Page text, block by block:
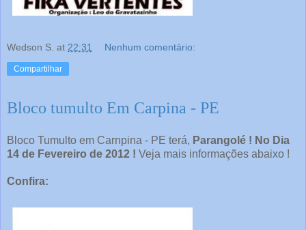
Wedson S. at 22:31 Nenhum comentário:
Compartilhar
Bloco tumulto Em Carpina - PE
Bloco Tumulto em Carnpina - PE terá, Parangolé ! No Dia
14 de Fevereiro de 2012 ! Veja mais informações abaixo !
Confira: